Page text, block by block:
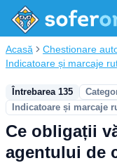
Acasă Chestionare
Indicatoare și marcaje
Întrebarea 135
Indicatoare și marcaje
Ce obligații
agentului de